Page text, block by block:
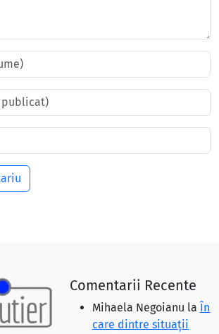
Comentarii Recente
Mihaela Negoianu la În
care dintre situaţii